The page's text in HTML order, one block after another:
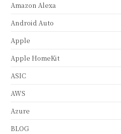
Amazon Alexa
Android Auto
Apple
Apple HomeKit
ASIC
AWS
Azure
BLOG